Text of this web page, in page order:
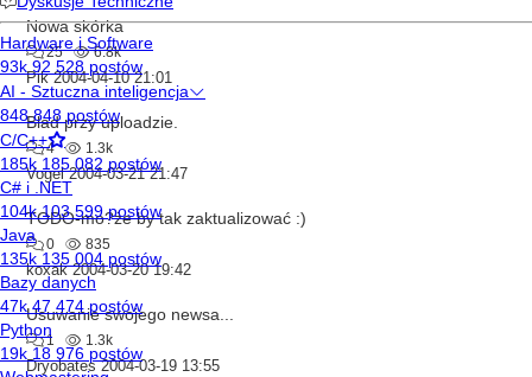
Nowa skórka
25 6.8k
Pik 2004-04-10 21:01
Blad przy uploadzie.
4 1.3k
Vogel 2004-03-21 21:47
TODO-mo?że by tak zaktualizować :)
0 835
koxak 2004-03-20 19:42
Usuwanie swojego newsa...
1 1.3k
Dryobates 2004-03-19 13:55